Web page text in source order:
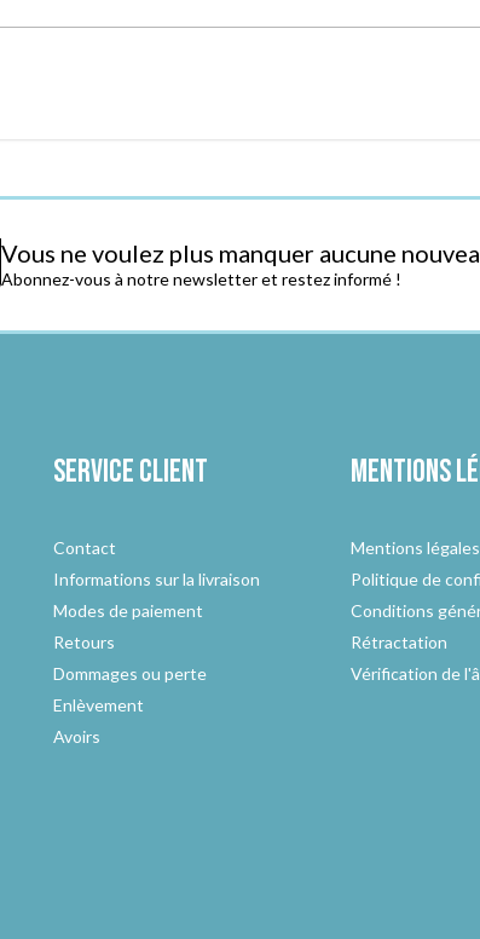
Vous ne voulez plus manquer aucune
Abonnez-vous à notre newsletter et restez informé !
Service client
Contact
Informations sur la livraison
Modes de paiement
Retours
Dommages ou perte
Enlèvement
Avoirs
Mentions
Mentions légales
Politique de
Conditions
Rétractation
Vérification de